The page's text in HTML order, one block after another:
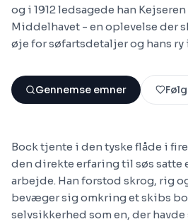
og i 1912 ledsagede han
Middelhavet - en oplevelse der
øje for søfartsdetaljer og hans ry
Gennemse emner Følg
Bock tjente i den tyske flåde i fire
den direkte erfaring til søs satte
arbejde. Han forstod skrog, rig
bevæger sig omkring et skibs
selvsikkerhed som en, der